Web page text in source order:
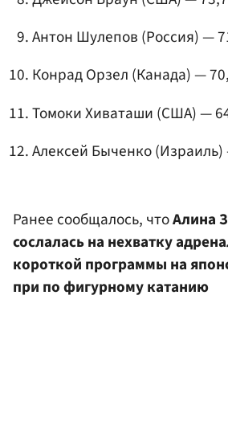
Антон Шулепов (Россия) —
Конрад Орзел (Канада) —
Томоки Хиваташи (США) —
Алексей Быченко
Ранее сообщалось, чтоАлина
сослалась на нехватку
короткой программы на
при по фигурному катанию